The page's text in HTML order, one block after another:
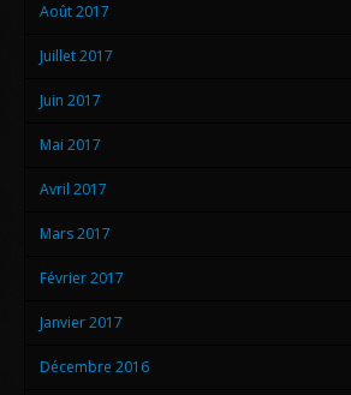
Août 2017
Juillet 2017
Juin 2017
Mai 2017
Avril 2017
Mars 2017
Février 2017
Janvier 2017
Décembre 2016